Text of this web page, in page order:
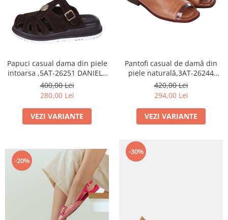
Papuci casual dama din piele
intoarsa ,5AT-26251 DANIELE
GILARDO
400,00 Lei
280,00 Lei
VEZI VARIANTE
Pantofi casual de damă din
piele naturală,3AT-26244
DANIELE GILARDO
420,00 Lei
294,00 Lei
VEZI VARIANTE
-20%
-30%